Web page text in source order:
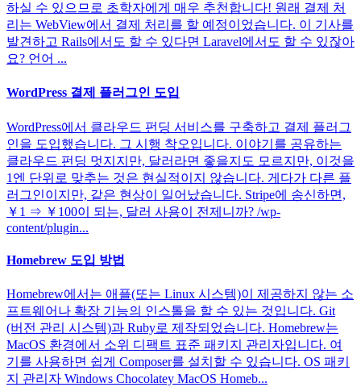
하실 수 있으므로 초학자에게 매우 추천합니다! 원래 결제 처
리는 WebView에서 결제 처리를 할 예정이었습니다. 이 기사를
발견하고 Rails에서도 할 수 있다면 Laravel에서도 할 수 있잖아
요? 언어 ...
WordPress 결제 플러그인 도입
WordPress에서 클라우드 펀딩 서비스를 구축하고 결제 플러그
인을 도입했습니다. 그 시행 착오입니다. 이야기를 공유하는
클라우드 펀딩 멋지지만, 달러라면 좋을지도 모르지만, 이것을
1엔 단위로 맞추는 것은 현실적이지 않습니다. 게다가 다른 플
러그인이지만, 같은 현상이 일어났습니다. Stripe에 송신하면,
￥1 ⇒ ￥100이 되는, 달러 사용이 전제니까? /wp-
content/plugin...
Homebrew 도입 방법
Homebrew에서는 애플(또는 Linux 시스템)이 제공하지 않는 소
프트웨어나 확장 기능의 인스톨을 할 수 있는 것입니다. Git
(버전 관리 시스템)과 Ruby로 제작되었습니다. Homebrew는
MacOS 환경에서 소위 디팩트 표준 패키지 관리자입니다. 여
기를 사용하면 쉽게 Composer를 설치할 수 있습니다. OS 패키
지 관리자 Windows Chocolatey MacOS Homeb...